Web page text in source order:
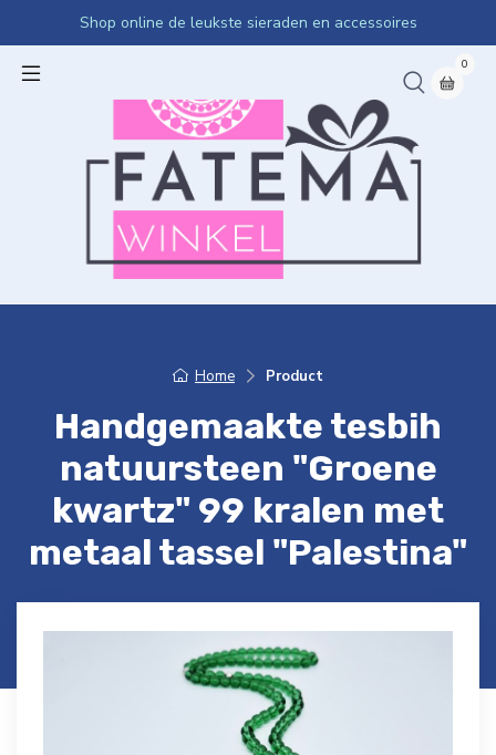
Shop online de leukste sieraden en accessoires
0
Home Product
Handgemaakte tesbih
natuursteen "Groene
kwartz" 99 kralen met
metaal tassel "Palestina"